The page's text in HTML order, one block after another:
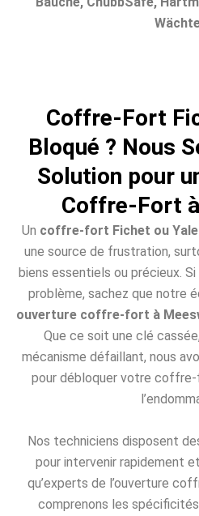
Coffre-Fort
Bloqué ? Nous
Solution pour
Coffre-Fort
Un coffre-fort Fichet ou Yale
une source de frustration,
biens essentiels ou précieux.
problème, sachez que notre
ouverture coffre-fort à
Que ce soit une clé
mécanisme défaillant, nous
pour débloquer votre coffre-
Nos techniciens disposent
pour intervenir rapidement
qu’experts de l’ouverture
comprenons les